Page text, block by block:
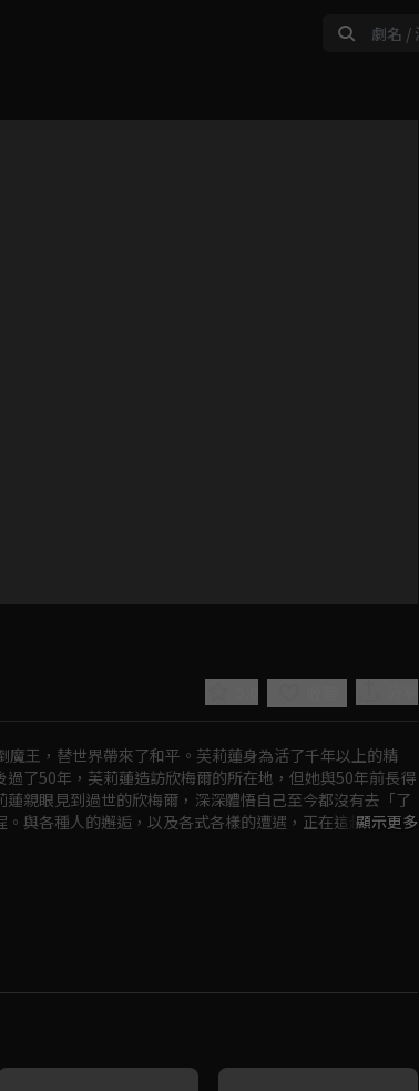
王，替世界帶來了和平。芙莉蓮身為活了千年以上的精
了50年，芙莉蓮造訪欣梅爾的所在地，但她與50年前長得
親眼見到過世的欣梅爾，深深體悟自己至今都沒有去「了
與各種人的邂逅，以及各式各樣的遭遇，正在這趟旅程的
顯示更多